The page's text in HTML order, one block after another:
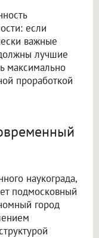
если
важные
лучшие
максимально
проработкой
наукограда,
подмосковный
город